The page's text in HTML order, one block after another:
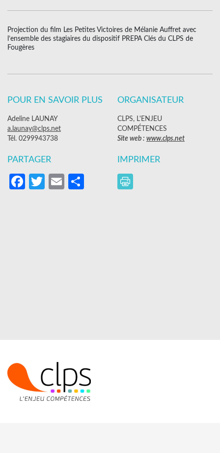
Projection du film Les Petites Victoires de Mélanie Auffret avec
l’ensemble des stagiaires du dispositif PREPA Clés du CLPS de
Fougères
POUR EN SAVOIR PLUS
Adeline LAUNAY
a.launay@clps.net
Tél. 0299943738
ORGANISATEUR
CLPS, L'ENJEU
COMPÉTENCES
Site web : www.clps.net
PARTAGER
Facebook
Twitter
EmailPartager
IMPRIMER